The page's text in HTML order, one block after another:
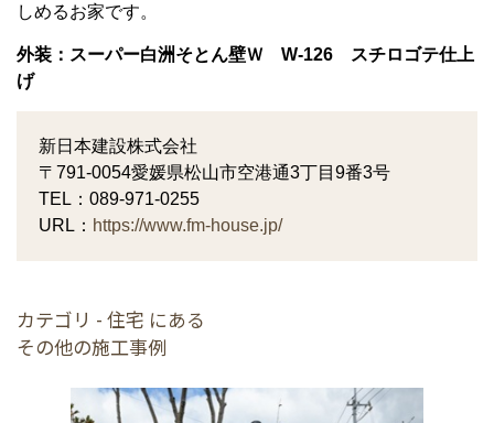
しめるお家です。
外装：スーパー白洲そとん壁Ｗ W-126 スチロゴテ仕上
げ
新日本建設株式会社
〒791-0054愛媛県松山市空港通3丁目9番3号
TEL：089-971-0255
URL： https://www.fm-house.jp/
カテゴリ - 住宅 にある
その他の施工事例